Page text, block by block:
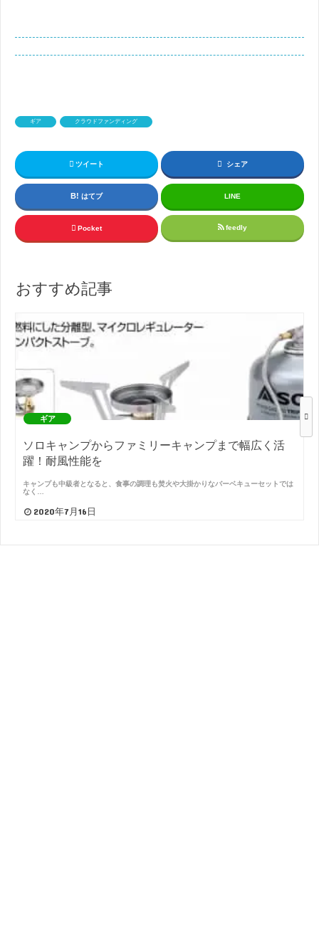
ギア クラウドファンディング
ツイート シェア
はてブ LINE
Pocket feedly
おすすめ記事
ギア
ソロキャンプからファミリーキャンプまで幅広く活
躍！耐風性能を
キャンプも中級者となると、食事の調理も焚火や大掛かりなバーベキューセットでは
なく…
2020年7月16日